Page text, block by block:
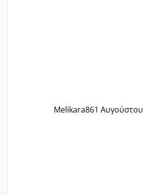
Melikara861 Αυγούστου